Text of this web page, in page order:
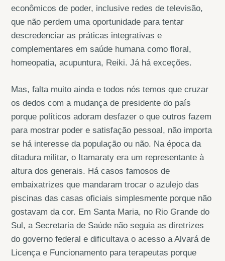
econômicos de poder, inclusive redes de televisão,
que não perdem uma oportunidade para tentar
descredenciar as práticas integrativas e
complementares em saúde humana como floral,
homeopatia, acupuntura, Reiki. Já há exceções.
Mas, falta muito ainda e todos nós temos que cruzar
os dedos com a mudança de presidente do país
porque políticos adoram desfazer o que outros fazem
para mostrar poder e satisfação pessoal, não importa
se há interesse da população ou não. Na época da
ditadura militar, o Itamaraty era um representante à
altura dos generais. Há casos famosos de
embaixatrizes que mandaram trocar o azulejo das
piscinas das casas oficiais simplesmente porque não
gostavam da cor. Em Santa Maria, no Rio Grande do
Sul, a Secretaria de Saúde não seguia as diretrizes
do governo federal e dificultava o acesso a Alvará de
Licença e Funcionamento para terapeutas porque